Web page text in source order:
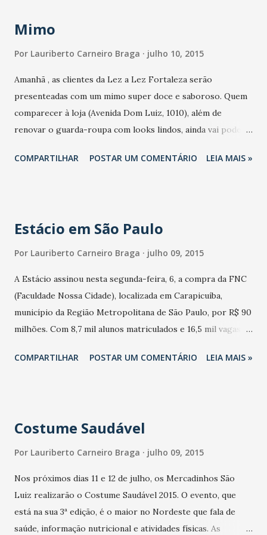
gratuitas para os presentes sobre temas como “Impactos
ano consecutivo, o Grupo Aço Cearense figura entre os
maiores grupos privados em atuação no país, ocupando a
posição 182ª no ranking de 2014 da revista Exame, divulgado
nesta semana, na edição de julho.
Mimo
Por Lauriberto Carneiro Braga julho 10, 2015
Amanhã , as clientes da Lez a Lez Fortaleza serão
presenteadas com um mimo super doce e saboroso. Quem
comparecer à loja (Avenida Dom Luiz, 1010), além de
renovar o guarda-roupa com looks lindos, ainda vai poder
mini-churros para as clientes acontecerá das 14 às 18
COMPARTILHAR POSTAR UM COMENTÁRIO LEIA MAIS »
Estácio em São Paulo
Por Lauriberto Carneiro Braga julho 09, 2015
A Estácio assinou nesta segunda-feira, 6, a compra da FNC
(Faculdade Nossa Cidade), localizada em Carapicuíba,
município da Região Metropolitana de São Paulo, por R$ 90
milhões. Com 8,7 mil alunos matriculados e 16,5 mil vagas
entre graduação, graduação tecnológica e pós-graduação, e
dos quais 17 são localizados no estado de São Paulo. A
aquisição, a Uniseb, em setembro de 2013. “Com a chegada a
Carapicuíba, segunda cidade mais populosa da microrregião
de Osasco, próxima a importantes centros como Barueri,
Cotia e Jandira, a Estácio segue firme com o seu plano de
COMPARTILHAR POSTAR UM COMENTÁRIO LEIA MAIS »
Costume Saudável
Por Lauriberto Carneiro Braga julho 09, 2015
Nos próximos dias 11 e 12 de julho, os Mercadinhos São
Luiz realizarão o Costume Saudável 2015. O evento, que
está na sua 3ª edição, é o maior no Nordeste que fala de
saúde, informação nutricional e atividades físicas. As